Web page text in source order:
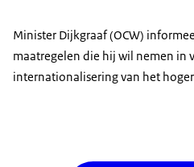
Minister Dijkgraaf (OCW)
maatregelen die hij wil nemen in
internationalisering van het